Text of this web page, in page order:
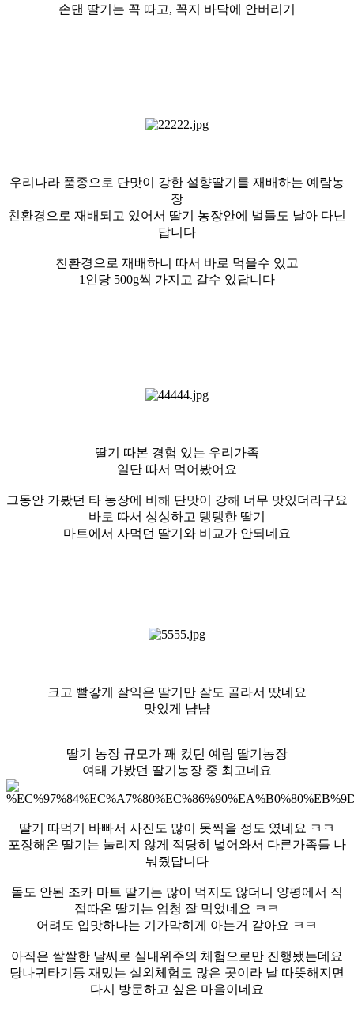
손댄 딸기는 꼭 따고, 꼭지 바닥에 안버리기
우리나라 품종으로 단맛이 강한 설향딸기를 재배하는 예람농
장
친환경으로 재배되고 있어서 딸기 농장안에 벌들도 날아 다닌
답니다
친환경으로 재배하니 따서 바로 먹을수 있고
1인당 500g씩 가지고 갈수 있답니다
딸기 따본 경험 있는 우리가족
일단 따서 먹어봤어요
그동안 가봤던 타 농장에 비해 단맛이 강해 너무 맛있더라구요
바로 따서 싱싱하고 탱탱한 딸기
마트에서 사먹던 딸기와 비교가 안되네요
크고 빨갛게 잘익은 딸기만 잘도 골라서 땄네요
맛있게 냠냠
딸기 농장 규모가 꽤 컸던 예람 딸기농장
여태 가봤던 딸기농장 중 최고네요
딸기 따먹기 바빠서 사진도 많이 못찍을 정도 였네요 ㅋㅋ
포장해온 딸기는 눌리지 않게 적당히 넣어와서 다른가족들 나
눠줬답니다
돌도 안된 조카 마트 딸기는 많이 먹지도 않더니 양평에서 직
접따온 딸기는 엄청 잘 먹었네요 ㅋㅋ
어려도 입맛하나는 기가막히게 아는거 같아요 ㅋㅋ
아직은 쌀쌀한 날씨로 실내위주의 체험으로만 진행됐는데요
당나귀타기등 재밌는 실외체험도 많은 곳이라 날 따뜻해지면
다시 방문하고 싶은 마을이네요